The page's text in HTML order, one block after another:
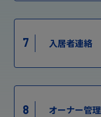
7 入居者連絡
8 オーナー管理